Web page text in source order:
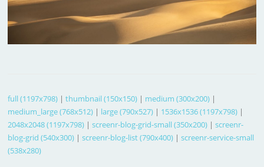
full (1197x798) |thumbnail (150x150) | medium (300x200) |
medium_large (768x512) | large (790x527) | 1536x1536 (1197x798) |
2048x2048 (1197x798) |screenr-blog-grid-small (350x200) |screenr-
blog-grid (540x300) |screenr-blog-list (790x400) |screenr-service-small
(538x280)